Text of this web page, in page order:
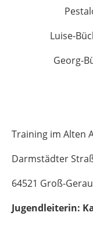
Luise-
Georg-
Training im Alten
Darmstädter
64521 Groß-Gerau
Jugendleiterin: